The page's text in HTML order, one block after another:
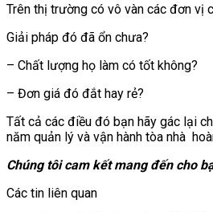
Trên thị trường có vô vàn các đơn vị
Giải pháp đó đã ổn chưa?
– Chất lượng họ làm có tốt không?
– Đơn giá đó đắt hay rẻ?
Tất cả các điều đó bạn hãy gác lại
năm quản lý và vận hành tòa nhà
Chúng tôi cam kết mang đến cho
Các tin liên quan